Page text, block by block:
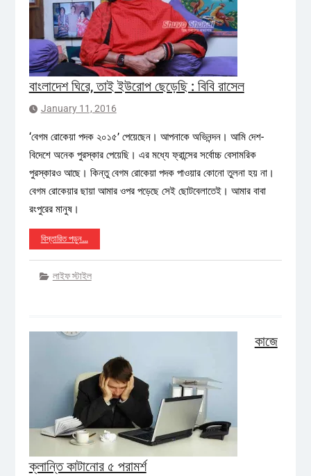
বাংলাদেশ ঘিরে, তাই ইউরোপ ছেড়েছি : বিবি রাসেল
January 11, 2016
‘বেগম রোকেয়া পদক ২০১৫’ পেয়েছেন। আপনাকে অভিনন্দন। আমি দেশ-
বিদেশে অনেক পুরস্কার পেয়েছি। এর মধ্যে ফ্রান্সের সর্বোচ্চ বেসামরিক
পুরস্কারও আছে। কিন্তু বেগম রোকেয়া পদক পাওয়ার কোনো তুলনা হয় না।
বেগম রোকেয়ার ছায়া আমার ওপর পড়েছে সেই ছোটবেলাতেই। আমার বাবা
রংপুরের মানুষ।
বিস্তারিত পড়ুন…
লাইফ স্টাইল
কাজে
ক্লান্তি কাটানোর ৫ পরামর্শ